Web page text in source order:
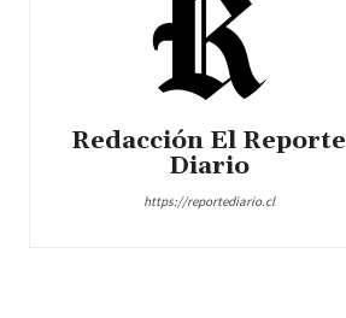
Redacción El Reporte
Diario
https://reportediario.cl